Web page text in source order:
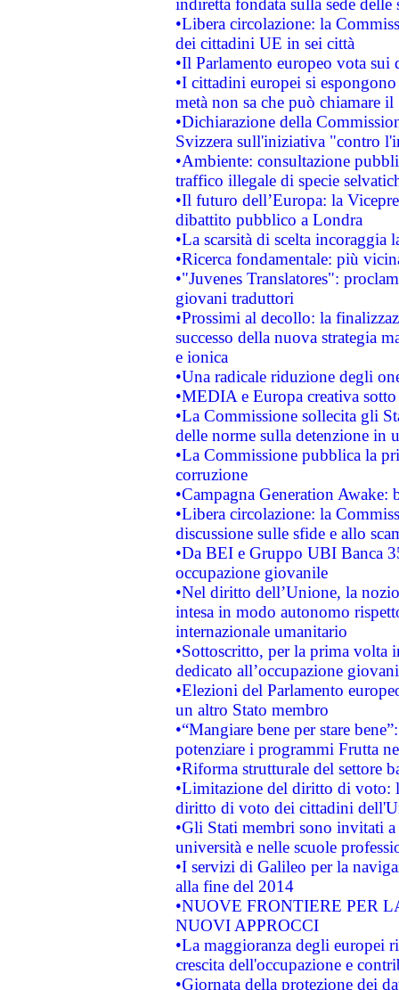
indiretta fondata sulla sede delle
•Libera circolazione: la
dei cittadini UE in sei città
•Il Parlamento europeo vota sui
•I cittadini europei si
metà non sa che può chiamare
•Dichiarazione della
Svizzera sull'iniziativa "contro
•Ambiente: consultazione
traffico illegale di specie
•Il futuro dell’Europa: la
dibattito pubblico a Londra
•La scarsità di scelta
•Ricerca fondamentale: più
•"Juvenes Translatores":
giovani traduttori
•Prossimi al decollo: la
successo della nuova strategia
e ionica
•Una radicale riduzione degli
•MEDIA e Europa creativa
•La Commissione sollecita gli
delle norme sulla detenzione in
•La Commissione pubblica la
corruzione
•Campagna Generation
•Libera circolazione: la
discussione sulle sfide e allo
•Da BEI e Gruppo UBI Banca
occupazione giovanile
•Nel diritto dell’Unione, la
intesa in modo autonomo
internazionale umanitario
•Sottoscritto, per la prima volta
dedicato all’occupazione
•Elezioni del Parlamento
un altro Stato membro
•“Mangiare bene per stare
potenziare i programmi Frutta
•Riforma strutturale del settore
•Limitazione del diritto di voto:
diritto di voto dei cittadini
•Gli Stati membri sono invitati
università e nelle scuole
•I servizi di Galileo per la
alla fine del 2014
•NUOVE FRONTIERE PER
NUOVI APPROCCI
•La maggioranza degli europei
crescita dell'occupazione e
•Giornata della protezione dei